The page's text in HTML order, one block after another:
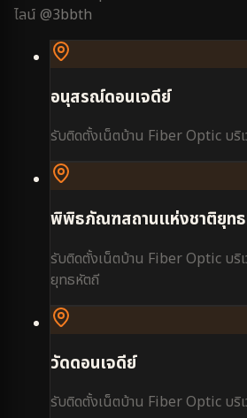
ไลน์ @3bbth
อนุสรณ์ดอนเจดีย์
รับติดตั้งเน็ตบ้าน Fiber Optic บริ
พิพิธภัณฑสถานแห่งชาติยุท
รับติดตั้งเน็ตบ้าน Fiber Optic บริ
ยุทธหัตถี
วัดดอนเจดีย์
รับติดตั้งเน็ตบ้าน Fiber Optic บริ